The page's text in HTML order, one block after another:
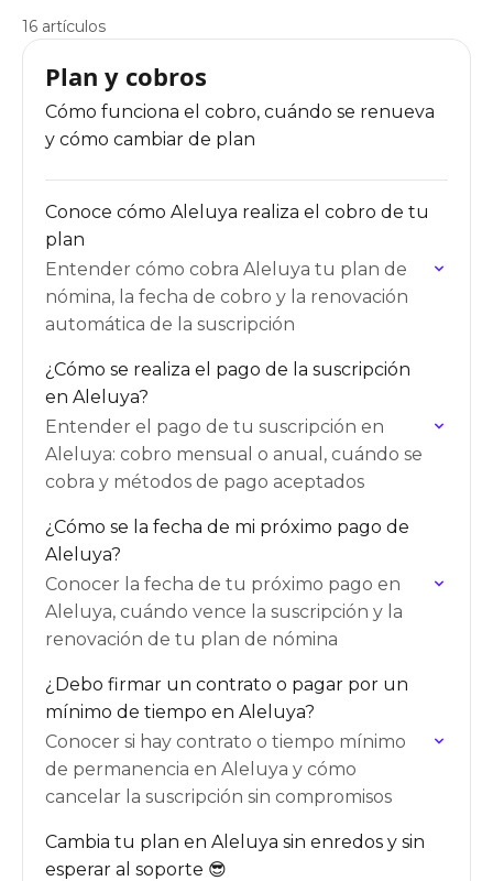
16 artículos
Plan y cobros
Cómo funciona el cobro, cuándo se renueva
y cómo cambiar de plan
Conoce cómo Aleluya realiza el cobro de tu
plan
Entender cómo cobra Aleluya tu plan de
nómina, la fecha de cobro y la renovación
automática de la suscripción
¿Cómo se realiza el pago de la suscripción
en Aleluya?
Entender el pago de tu suscripción en
Aleluya: cobro mensual o anual, cuándo se
cobra y métodos de pago aceptados
¿Cómo se la fecha de mi próximo pago de
Aleluya?
Conocer la fecha de tu próximo pago en
Aleluya, cuándo vence la suscripción y la
renovación de tu plan de nómina
¿Debo firmar un contrato o pagar por un
mínimo de tiempo en Aleluya?
Conocer si hay contrato o tiempo mínimo
de permanencia en Aleluya y cómo
cancelar la suscripción sin compromisos
Cambia tu plan en Aleluya sin enredos y sin
esperar al soporte 😎